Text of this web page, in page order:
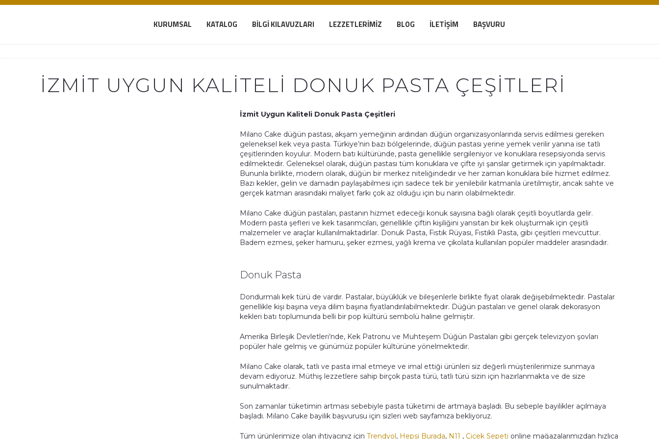
KURUMSAL KATALOG BILGI KILAVUZLARI LEZZETLERIMIZ BLOG İLETIŞIM BAŞVURU
İZMIT UYGUN KALITELI DONUK PASTA ÇEŞITLERI
İzmit Uygun Kaliteli Donuk Pasta Çeşitleri
Milano Cake düğün pastası, akşam yemeğinin ardından düğün organizasyonlarında servis edilmesi gereken
geleneksel kek veya pasta. Türkiye’nin bazı bölgelerinde, düğün pastası yerine yemek verilir yanına ise tatlı
çeşitlerinden koyulur. Modern batı kültüründe, pasta genellikle sergileniyor ve konuklara resepsiyonda servis
edilmektedir. Geleneksel olarak, düğün pastası tüm konuklara ve çifte iyi şanslar getirmek için yapılmaktadır.
Bununla birlikte, modern olarak, düğün bir merkez niteliğindedir ve her zaman konuklara bile hizmet edilmez.
Bazı kekler, gelin ve damadın paylaşabilmesi için sadece tek bir yenilebilir katmanla üretilmiştir, ancak sahte ve
gerçek katman arasındaki maliyet farkı çok az olduğu için bu narin olabilmektedir.
Milano Cake düğün pastaları, pastanın hizmet edeceği konuk sayısına bağlı olarak çeşitli boyutlarda gelir.
Modern pasta şefleri ve kek tasarımcıları, genellikle çiftin kişiliğini yansıtan bir kek oluşturmak için çeşitli
malzemeler ve araçlar kullanılmaktadırlar. Donuk Pasta, Fıstık Rüyası, Fıstıklı Pasta, gibi çeşitleri mevcuttur.
Badem ezmesi, şeker hamuru, şeker ezmesi, yağlı krema ve çikolata kullanılan popüler maddeler arasındadır.
Donuk Pasta
Dondurmalı kek türü de vardır. Pastalar, büyüklük ve bileşenlerle birlikte fiyat olarak değişebilmektedir. Pastalar
genellikle kişi başına veya dilim başına fiyatlandırılabilmektedir. Düğün pastaları ve genel olarak dekorasyon
kekleri batı toplumunda belli bir pop kültürü sembolü haline gelmiştir.
Amerika Birleşik Devletleri’nde, Kek Patronu ve Muhteşem Düğün Pastaları gibi gerçek televizyon şovları
popüler hale gelmiş ve günümüz popüler kültürüne yönelmektedir.
Milano Cake olarak, tatlı ve pasta imal etmeye ve imal ettiği ürünleri siz değerli müşterilerimize sunmaya
devam ediyoruz. Müthiş lezzetlere sahip birçok pasta türü, tatlı türü sizin için hazırlanmakta ve de size
sunulmaktadır.
Son zamanlar tüketimin artması sebebiyle pasta tüketimi de artmaya başladı. Bu sebeple bayilikler açılmaya
başladı. Milano Cake bayilik başvurusu için sizleri web sayfamıza bekliyoruz.
Tüm ürünlerimize olan ihtiyacınız içinTrendyol, Hepsi Burada, N11 , Çiçek Sepeti online mağazalarımızdan hızlıca